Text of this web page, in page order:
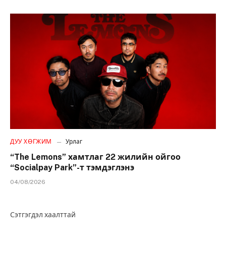
ДУУ ХӨГЖИМ Урлаг
“The Lemons” хамтлаг 22 жилийн ойгоо
“Socialpay Park”-т тэмдэглэнэ
04/08/2026
Сэтгэгдэл хаалттай